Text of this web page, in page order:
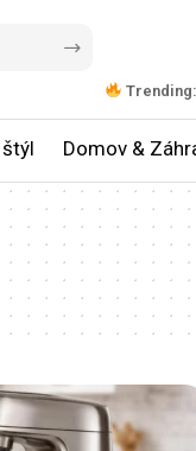
Trending:
Domov &